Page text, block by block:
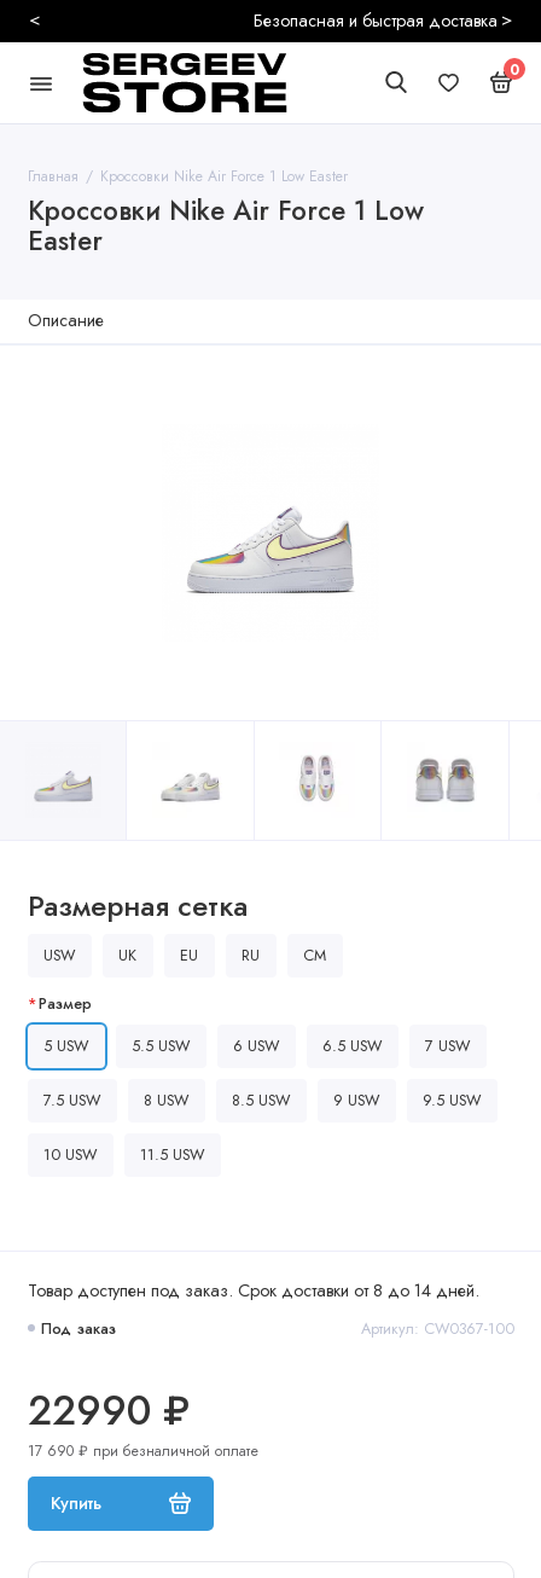
Безопасная и быстрая доставка
< >
0
Главная Кроссовки Nike Air Force 1 Low Easter
Кроссовки Nike Air Force 1 Low
Easter
Описание
Товар доступен под заказ. Срок доставки от 8 до 14 дней.
Под заказ Артикул: CW0367-100
22990 ₽
17 690 ₽ при безналичной оплате
Купить
Размерная сетка
USW UK EU RU CM
Размер
5 USW
5.5 USW 6 USW 6.5 USW 7 USW
7.5 USW 8 USW 8.5 USW 9 USW 9.5 USW
10 USW 11.5 USW